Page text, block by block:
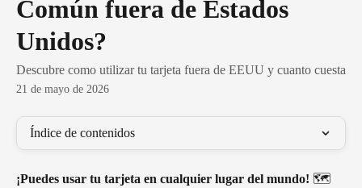
Común fuera de Estados
Unidos?
Descubre como utilizar tu tarjeta fuera de EEUU y cuanto cuesta
21 de mayo de 2026
Índice de contenidos
¡Puedes usar tu tarjeta en cualquier lugar del mundo! 🗺️